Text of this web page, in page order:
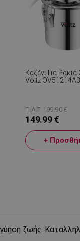
Καζάνι Για Ρακιά
Voltz
Ατσάλι, Ασημί
Π.Λ.Τ: 199.90 €
149.99 €
+
ζωής.